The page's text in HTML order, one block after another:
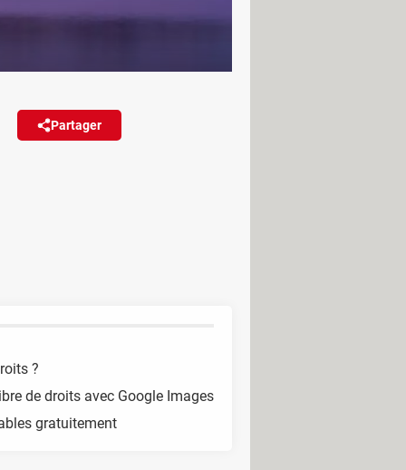
Partager
utiliser n'importe comment !
d'auteur.
?
de droits avec Google Images
gratuitement